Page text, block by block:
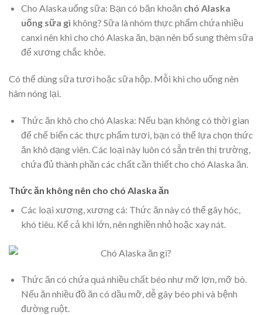
Cho Alaska uống sữa: Bạn có băn khoăn chó Alaska
uống sữa gì không? Sữa là nhóm thực phẩm chứa nhiều
canxi nên khi cho chó Alaska ăn, bạn nên bổ sung thêm sữa
để xương chắc khỏe.
Có thể dùng sữa tươi hoặc sữa hộp. Mỗi khi cho uống nên
hâm nóng lại.
Thức ăn khô cho chó Alaska: Nếu bạn không có thời gian
để chế biến các thực phẩm tươi, bạn có thể lựa chọn thức
ăn khô dạng viên. Các loại này luôn có sẵn trên thị trường,
chứa đủ thành phần các chất cần thiết cho chó Alaska ăn.
Thức ăn không nên cho chó Alaska ăn
Các loại xương, xương cá: Thức ăn này có thể gây hóc,
khó tiêu. Kể cả khi lớn, nên nghiền nhỏ hoặc xay nát.
Thức ăn có chứa quá nhiều chất béo như mỡ lợn, mỡ bò.
Nếu ăn nhiều đồ ăn có dầu mỡ, dễ gây béo phì và bệnh
đường ruột.